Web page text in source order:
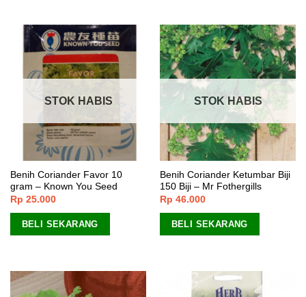
STOK HABIS
Benih Coriander Favor 10
gram – Known You Seed
Rp 25.000
BELI SEKARANG
STOK HABIS
Benih Coriander Ketumbar Biji
150 Biji – Mr Fothergills
Rp 46.000
BELI SEKARANG